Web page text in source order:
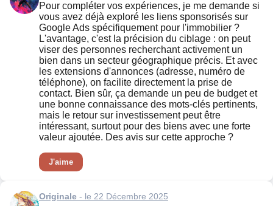
Pour compléter vos expériences, je me demande si
vous avez déjà exploré les liens sponsorisés sur
Google Ads spécifiquement pour l'immobilier ?
L'avantage, c'est la précision du ciblage : on peut
viser des personnes recherchant activement un
bien dans un secteur géographique précis. Et avec
les extensions d'annonces (adresse, numéro de
téléphone), on facilite directement la prise de
contact. Bien sûr, ça demande un peu de budget et
une bonne connaissance des mots-clés pertinents,
mais le retour sur investissement peut être
intéressant, surtout pour des biens avec une forte
valeur ajoutée. Des avis sur cette approche ?
J'aime
Originale - le 22 Décembre 2025